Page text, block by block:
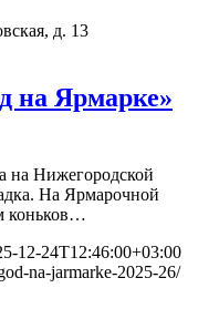
д. 13
на Ярмарке»
на Нижегородской
На Ярмарочной
коньков…
12-24T12:46:00+03:00
na-jarmarke-2025-26/